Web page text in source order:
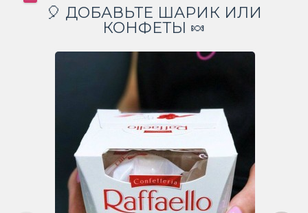
🎈 ДОБАВЬТЕ ШАРИК ИЛИ
КОНФЕТЫ 🍬